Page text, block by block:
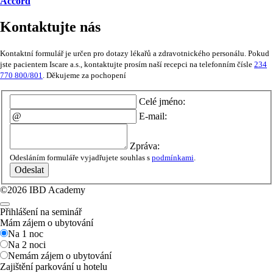
Kontaktujte nás
Kontaktní formulář je určen pro dotazy lékařů a zdravotnického personálu. Pokud
jste pacientem Iscare a.s., kontaktujte prosím naší recepci na telefonním čísle 234
770 800/801
. Děkujeme za pochopení
Celé jméno:
E-mail:
Zpráva:
Odesláním formuláře vyjadřujete souhlas s podmínkami.
Odeslat
©2026 IBD Academy
Přihlášení na seminář
Mám zájem o ubytování
Na 1 noc
Na 2 noci
Nemám zájem o ubytování
Zajištění parkování u hotelu